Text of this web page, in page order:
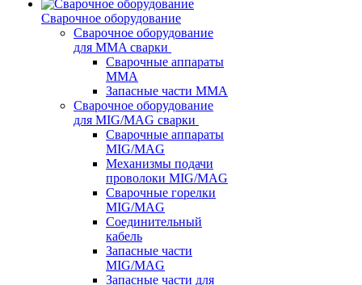
Сварочное оборудование
Сварочное оборудование
для MMA сварки
Сварочные аппараты
MMA
Запасные части MMA
Сварочное оборудование
для MIG/MAG сварки
Сварочные аппараты
MIG/MAG
Механизмы подачи
проволоки MIG/MAG
Сварочные горелки
MIG/MAG
Соединительный
кабель
Запасные части
MIG/MAG
Запасные части для